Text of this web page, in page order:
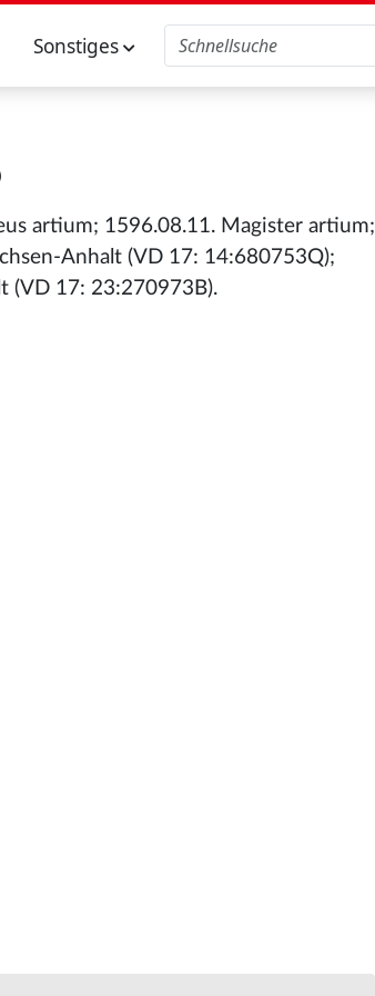
Sonstiges
artium; 1596.08.11. Magister artium;
Anhalt (VD 17: 14:680753Q);
(VD 17: 23:270973B).